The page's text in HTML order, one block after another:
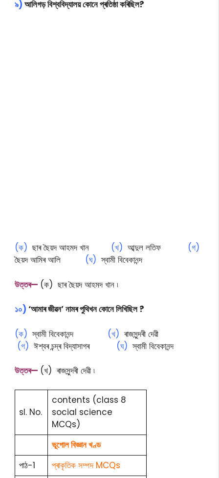
৯) আলিগড় বিশ্ববিদ্যালয় কোনে প্ৰতিষ্ঠা কৰিছিল?
(ক) ছাৰ ছৈয়দ আহমদ খান (খ) আব্দুল লতিফ (গ)
ছৈয়দ আমিৰ আলি (ঘ) স্বামী বিবেকানন্দ
উত্তৰ— (ক) ছাৰ ছৈয়দ আহমদ খান ৷
১০) ‘আমাৰ জীৱন’ নামৰ পুথিখন কোনে লিখিছিল ?
(ক) স্বামী বিবেকানন্দ (খ) ৰাজসুন্দৰী দেৱী
(গ) ঈশ্বৰ চন্দ্ৰ বিদ্যাসাগৰ (ঘ) স্বামী বিবেকানন্দ
উত্তৰ— (খ) ৰাজসুন্দৰী দেৱী ৷
sl. No.
contents (class 8
social science
MCQs)
ভূগোল বিজ্ঞান খণ্ড
পাঠ-1
প্ৰাকৃতিক সম্পদ MCQs